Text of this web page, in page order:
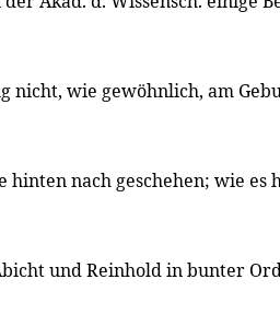
nicht, wie gewöhnlich, am
hinten nach geschehen; wie es
und Reinhold in bunter